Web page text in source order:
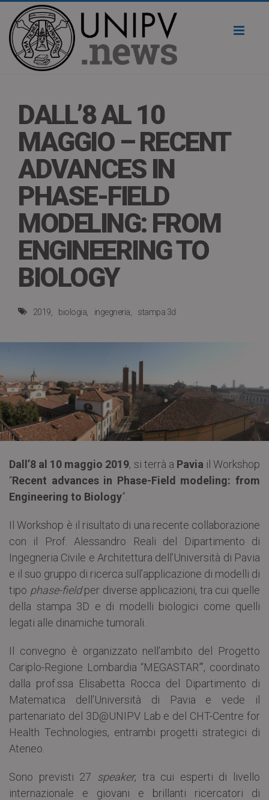
DALL’8 AL 10
MAGGIO – RECENT
ADVANCES IN
PHASE-FIELD
MODELING: FROM
ENGINEERING TO
BIOLOGY
2019 biologia ingegneria stampa 3d
Dall’8 al 10 maggio 2019, si terrà a Pavia il Workshop
“Recent advances in Phase-Field modeling: from
Engineering to Biology”.
Il Workshop è il risultato di una recente collaborazione
con il Prof. Alessandro Reali del Dipartimento di
Ingegneria Civile e Architettura dell’Università di Pavia
e il suo gruppo di ricerca sull’applicazione di modelli di
tipo phase-fieldper diverse applicazioni, tra cui quelle
della stampa 3D e di modelli biologici come quelli
legati alle dinamiche tumorali.
Il convegno è organizzato nell’ambito del Progetto
Cariplo-Regione Lombardia “MEGASTAR”’, coordinato
dalla prof.ssa Elisabetta Rocca del Dipartimento di
Matematica dell’Università di Pavia e vede il
partenariato del 3D@UNIPV Lab e del CHT-Centre for
Health Technologies, entrambi progetti strategici di
Ateneo.
Sono previsti 27 speaker, tra cui esperti di livello
internazionale e giovani e brillanti ricercatori di